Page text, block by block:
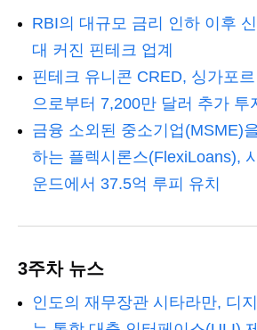
RBI의 대규모 금리 인하 이후
대 커진 핀테크 업계
핀테크 유니콘 CRED, 싱가포
으로부터 7,200만 달러 추가 투
금융 소외된 중소기업(MSME)
하는 플렉시론스(FlexiLoans),
운드에서 37.5억 루피 유치
3주차 뉴스
인도의 재무장관 시타라만, 디